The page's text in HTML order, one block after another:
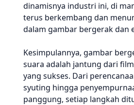
dinamisnya industri ini, di
terus berkembang dan
dalam gambar bergerak dan
Kesimpulannya, gambar
suara adalah jantung dari
yang sukses. Dari
syuting hingga
panggung, setiap langkah